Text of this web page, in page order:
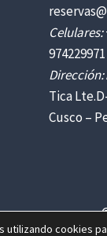
Celulares:
974229971
Dirección:
Tica
Cusco –
utilizando cookies